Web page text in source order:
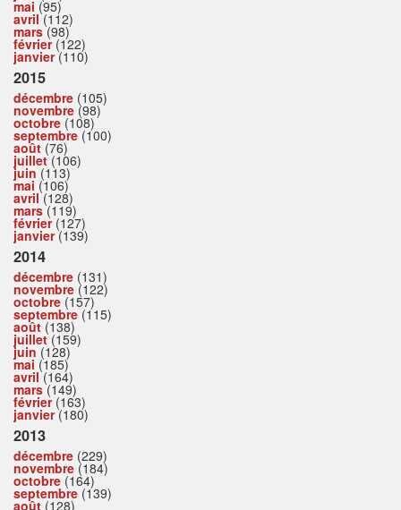
mai (95)
avril(112)
mars(98)
février(122)
janvier(110)
2015
décembre (105)
novembre (98)
octobre (108)
septembre (100)
août (76)
juillet(106)
juin (113)
mai (106)
avril(128)
mars(119)
février(127)
janvier(139)
2014
décembre (131)
novembre (122)
octobre (157)
septembre (115)
août (138)
juillet(159)
juin (128)
mai (185)
avril(164)
mars(149)
février(163)
janvier(180)
2013
décembre (229)
novembre (184)
octobre (164)
septembre (139)
août (128)